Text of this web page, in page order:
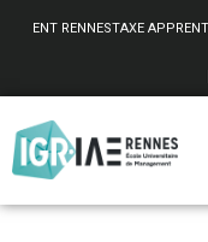
ENT RENNESTAXE